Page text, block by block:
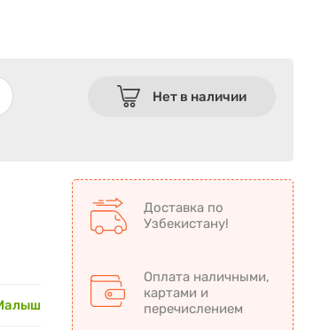
Нет в наличии
Доставка по
Узбекистану!
Оплата наличными,
картами и
перечислением